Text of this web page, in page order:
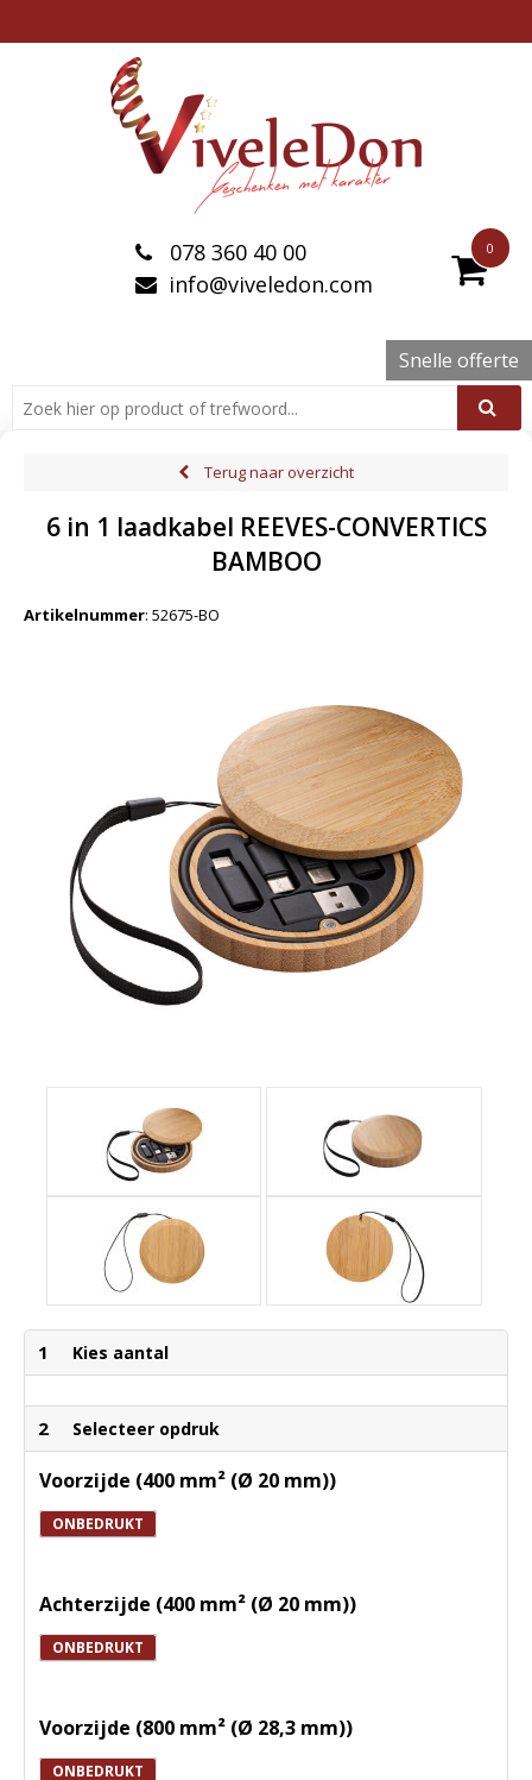
0
078 360 40 00
info@viveledon.com
Snelle offerte
Terug naar overzicht
6 in 1 laadkabel REEVES-CONVERTICS
BAMBOO
Artikelnummer: 52675-BO
1 Kies aantal
2 Selecteer opdruk
Voorzijde (400 mm² (Ø 20 mm))
ONBEDRUKT
Achterzijde (400 mm² (Ø 20 mm))
ONBEDRUKT
Voorzijde (800 mm² (Ø 28,3 mm))
ONBEDRUKT